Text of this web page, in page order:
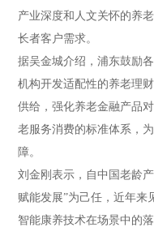
产业深度和人文关怀的养
长者客户需求。
据吴金城介绍，浦东鼓励
机构开发适配性的养老理
供给，强化养老金融产品
老服务消费的标准体系，
障。
刘金刚表示，自中国老龄
赋能发展”为己任，近年来
智能康养技术在场景中的